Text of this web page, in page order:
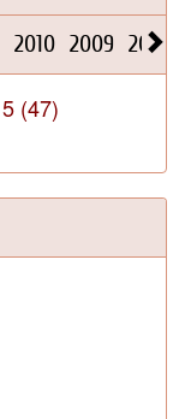
2010 2009 2008
5 (47)